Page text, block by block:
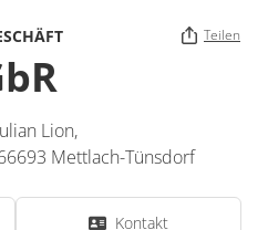
Teilen
Lion,
Mettlach-Tünsdorf
Kontakt